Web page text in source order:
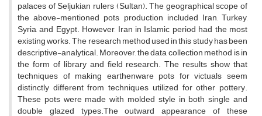
palaces of Seljukian rulers (Sultan). The geographical scope of
the above-mentioned pots production included Iran, Turkey,
Syria, and Egypt. However, Iran in Islamic period had the most
existing works. The research method used in this study has been
descriptive-analytical. Moreover, the data collection method is in
the form of library and field research. The results show that
techniques of making earthenware pots for victuals seem
distinctly different from techniques utilized for other pottery.
These pots were made with molded style in both single and
double glazed types.The outward appearance of these